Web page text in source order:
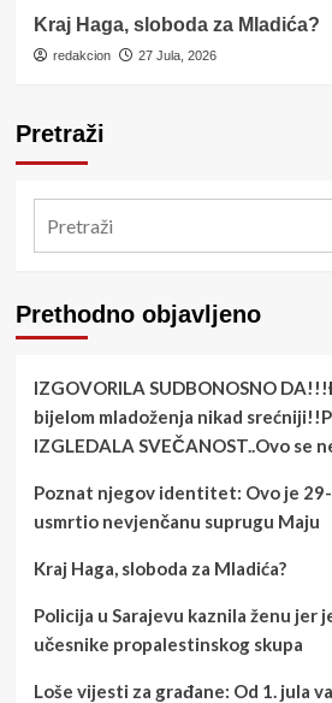
Kraj Haga, sloboda za Mladića?
redakcion 27 Jula, 2026
Pretraži
Prethodno objavljeno
IZGOVORILA SUDBONOSNO
bijelom mladoženja nikad
IZGLEDALA SVEČANOST..Ovo se
Poznat njegov identitet: Ovo je
usmrtio nevjenčanu suprugu Maju
Kraj Haga, sloboda za Mladića?
Policija u Sarajevu kaznila ženu jer
učesnike propalestinskog skupa
Loše vijesti za građane: Od 1. jula